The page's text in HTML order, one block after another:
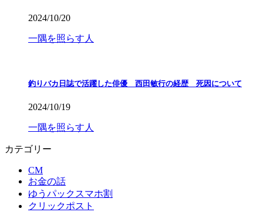
2024/10/20
一隅を照らす人
釣りバカ日誌で活躍した俳優 西田敏行の経歴 死因について
2024/10/19
一隅を照らす人
カテゴリー
CM
お金の話
ゆうパックスマホ割
クリックポスト